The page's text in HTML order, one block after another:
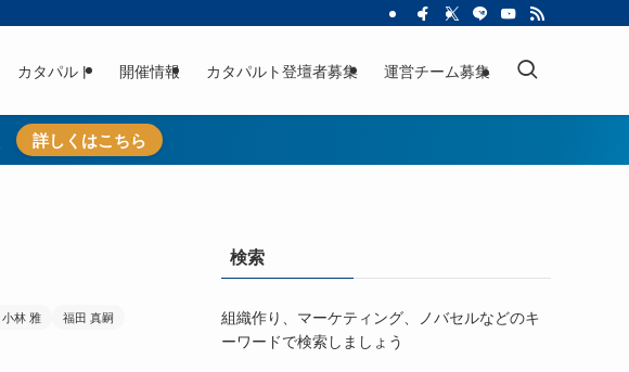
カタパルト 開催情報 カタパルト登壇者募集 運営チーム募集
詳しくはこちら
小林 雅 福田 真嗣
検索
組織作り、マーケティング、ノバセルなどのキ
ーワードで検索しましょう